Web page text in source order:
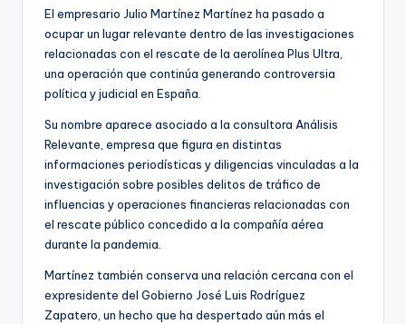
El empresario Julio Martínez Martínez ha pasado a
ocupar un lugar relevante dentro de las investigaciones
relacionadas con el rescate de la aerolínea Plus Ultra,
una operación que continúa generando controversia
política y judicial en España.
Su nombre aparece asociado a la consultora Análisis
Relevante, empresa que figura en distintas
informaciones periodísticas y diligencias vinculadas a la
investigación sobre posibles delitos de tráfico de
influencias y operaciones financieras relacionadas con
el rescate público concedido a la compañía aérea
durante la pandemia.
Martínez también conserva una relación cercana con el
expresidente del Gobierno José Luis Rodríguez
Zapatero, un hecho que ha despertado aún más el